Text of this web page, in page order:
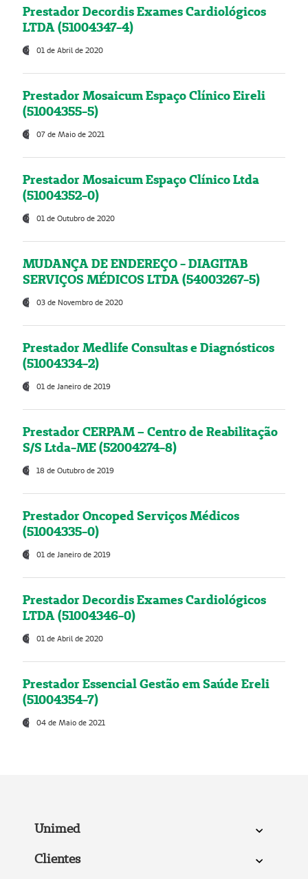
Prestador Decordis Exames Cardiológicos
LTDA (51004347-4)
01 de Abril de 2020
Prestador Mosaicum Espaço Clínico Eireli
(51004355-5)
07 de Maio de 2021
Prestador Mosaicum Espaço Clínico Ltda
(51004352-0)
01 de Outubro de 2020
MUDANÇA DE ENDEREÇO - DIAGITAB
SERVIÇOS MÉDICOS LTDA (54003267-5)
03 de Novembro de 2020
Prestador Medlife Consultas e Diagnósticos
(51004334-2)
01 de Janeiro de 2019
Prestador CERPAM – Centro de Reabilitação
S/S Ltda-ME (52004274-8)
18 de Outubro de 2019
Prestador Oncoped Serviços Médicos
(51004335-0)
01 de Janeiro de 2019
Prestador Decordis Exames Cardiológicos
LTDA (51004346-0)
01 de Abril de 2020
Prestador Essencial Gestão em Saúde Ereli
(51004354-7)
04 de Maio de 2021
Unimed
Clientes